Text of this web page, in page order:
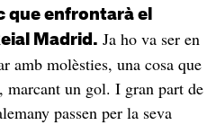
que enfrontarà el
Madrid. Ja ho va ser en
amb molèsties, una cosa que
un gol. I gran part de
passen per la seva